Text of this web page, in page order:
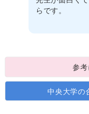
らです。
参
中央大学の